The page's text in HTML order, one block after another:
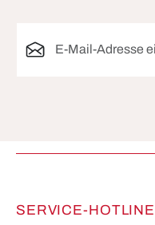
SERVICE-HOTLINE